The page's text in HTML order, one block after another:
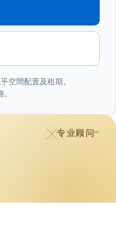
空間配置及租期。
专业顾问™